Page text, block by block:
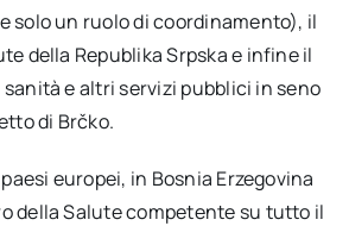
solo un ruolo di coordinamento), il
della Republika Srpska e infine il
e altri servizi pubblici in seno
di Brčko.
europei, in Bosnia Erzegovina
della Salute competente su tutto il